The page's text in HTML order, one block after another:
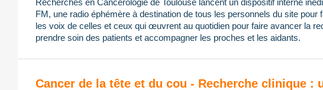
Recherches en Cancérologie de Toulouse lancent un dispositif interne
FM, une radio éphémère à destination de tous les personnels du site pour
les voix de celles et ceux qui œuvrent au quotidien pour faire avancer la
prendre soin des patients et accompagner les proches et les aidants.
Cancer de la tête et du cou - Recherche clinique :